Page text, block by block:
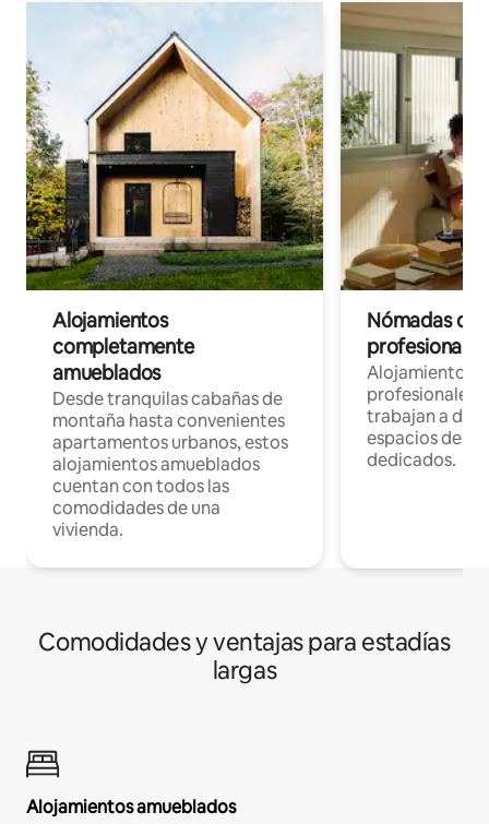
Alojamientos
completamente
amueblados
Desde tranquilas cabañas de
montaña hasta convenientes
apartamentos urbanos, estos
alojamientos amueblados
cuentan con todos las
comodidades de una
vivienda.
Nómadas
Alojamientos
profesionales
trabajan a
espacios de
dedicados.
Comodidades y ventajas para estadías
largas
Alojamientos amueblados